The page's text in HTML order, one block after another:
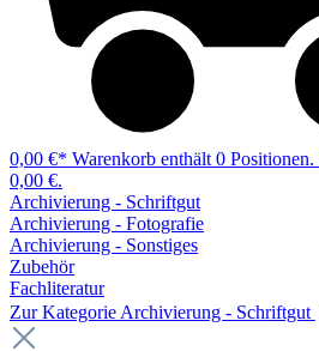
0,00 €* Warenkorb enthält 0
0,00 €.
Archivierung - Schriftgut
Archivierung - Fotografie
Archivierung - Sonstiges
Zubehör
Fachliteratur
Zur Kategorie Archivierung - Schriftgut